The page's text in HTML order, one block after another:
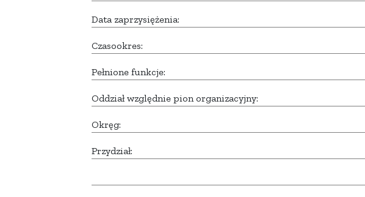
Data zaprzysiężenia:
Czasookres:
Pełnione funkcje:
Oddział względnie pion organizacyjny:
Okręg:
Przydział: